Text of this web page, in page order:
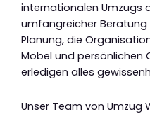
internationalen Umzugs
umfangreicher Beratung
Planung, die
Möbel und persönlichen
erledigen alles
Unser Team von Umzug